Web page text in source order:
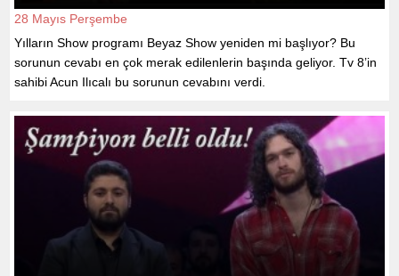
28 Mayıs Perşembe
Yılların Show programı Beyaz Show yeniden mi başlıyor? Bu
sorunun cevabı en çok merak edilenlerin başında geliyor. Tv 8’in
sahibi Acun Ilıcalı bu sorunun cevabını verdi.